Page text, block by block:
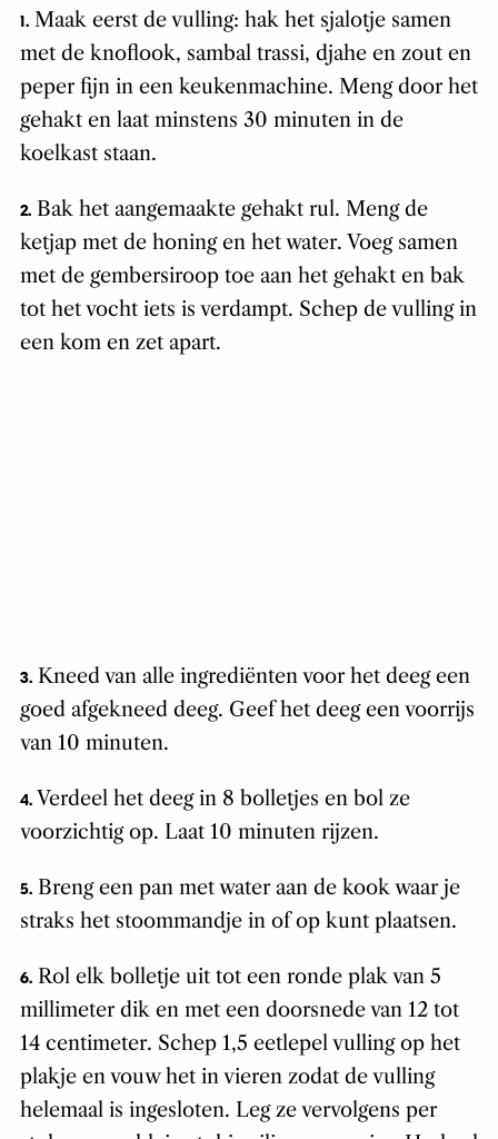
1.Maak eerst de vulling: hak het sjalotje samen
met de knoflook, sambal trassi, djahe en zout en
peper fijn in een keukenmachine. Meng door het
gehakt en laat minstens 30 minuten in de
koelkast staan.
2.Bak het aangemaakte gehakt rul. Meng de
ketjap met de honing en het water. Voeg samen
met de gembersiroop toe aan het gehakt en bak
tot het vocht iets is verdampt. Schep de vulling in
een kom en zet apart.
3.Kneed van alle ingrediënten voor het deeg een
goed afgekneed deeg. Geef het deeg een voorrijs
van 10 minuten.
4.Verdeel het deeg in 8 bolletjes en bol ze
voorzichtig op. Laat 10 minuten rijzen.
5.Breng een pan met water aan de kook waar je
straks het stoommandje in of op kunt plaatsen.
6.Rol elk bolletje uit tot een ronde plak van 5
millimeter dik en met een doorsnede van 12 tot
14 centimeter. Schep 1,5 eetlepel vulling op het
plakje en vouw het in vieren zodat de vulling
helemaal is ingesloten. Leg ze vervolgens per